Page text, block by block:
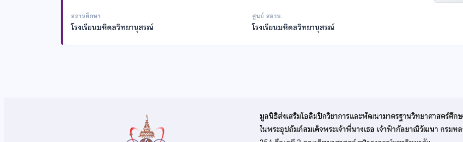
สถานศึกษา
โรงเรียนมหิดลวิทยานุสรณ์
ศูนย์ สอวน.
โรงเรียนมหิดลวิทยานุสรณ์
มูลนิธิส่งเสริมโอลิมปิกวิชาการและพัฒนามาตรฐานวิทยาศาสตร์ศึก
ในพระอุปถัมภ์สมเด็จพระเจ้าพี่นางเธอ เจ้าฟ้ากัลยาณิวัฒนา กรมห